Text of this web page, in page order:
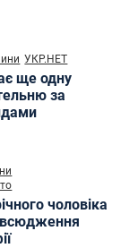
УКР.НЕТ
ще одну
за
чоловіка